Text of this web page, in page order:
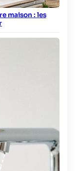
maison : les